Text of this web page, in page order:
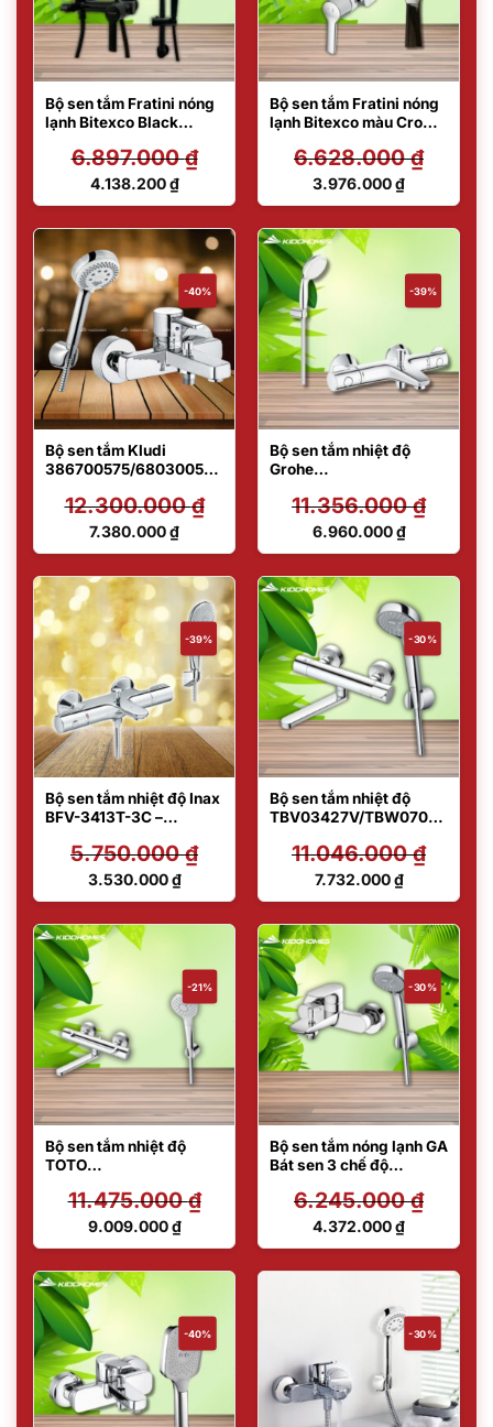
Bộ sen tắm Fratini nóng
lạnh Bitexco Black
6.897.000₫
Giá
6.897.000 ₫.
4.138.200₫
Giá
tại
là:
4.138.200 ₫.
Bộ sen tắm Fratini nóng
lạnh Bitexco màu Crom
051324
6.628.000₫
Giá
6.628.000 ₫.
3.976.000₫
Giá
tại
là:
3.976.000 ₫.
-40%
Bộ sen tắm Kludi
386700575/6803005-
12.300.000₫
Giá
12.300.000 ₫.
7.380.000₫
Giá
tại
là:
7.380.000 ₫.
-39%
Bộ sen tắm nhiệt độ
Grohe
11.356.000₫
Giá
11.356.000 ₫.
6.960.000₫
Giá
tại
là:
6.960.000 ₫.
-39%
Bộ sen tắm nhiệt độ Inax
BFV-3413T-3C –
5.750.000₫
Giá
5.750.000 ₫.
3.530.000₫
Giá
tại
là:
3.530.000 ₫.
-30%
Bộ sen tắm nhiệt độ
TBV03427V/TBW07012
11.046.000₫
Giá
11.046.000 ₫.
7.732.000₫
Giá
7.732.000 ₫.
-21%
Bộ sen tắm nhiệt độ
TOTO
11.475.000₫
Giá
11.475.000 ₫.
9.009.000₫
Giá
tại
là:
9.009.000 ₫.
-30%
Bộ sen tắm nóng lạnh GA
Bát sen 3 chế độ
6.245.000₫
Giá
6.245.000 ₫.
4.372.000₫
Giá
4.372.000 ₫.
-40% -30%